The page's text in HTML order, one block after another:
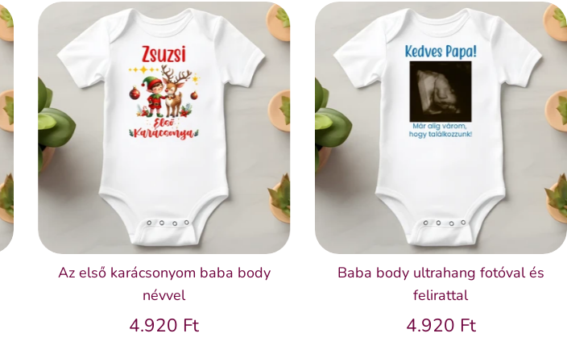
Az első karácsonyom baba body
névvel
4.920 Ft
Baba body ultrahang fotóval és
felirattal
4.920 Ft